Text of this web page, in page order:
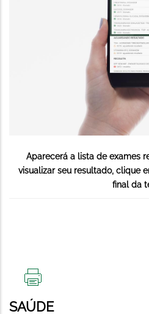
Aparecerá a lista de exames
visualizar seu resultado, clique
final da
ESTA
PÁGINA
SAÚDE